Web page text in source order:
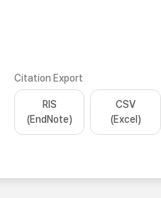
Citation Export
RIS
(EndNote)
CSV
(Excel)